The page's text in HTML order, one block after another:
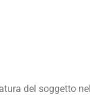
del soggetto